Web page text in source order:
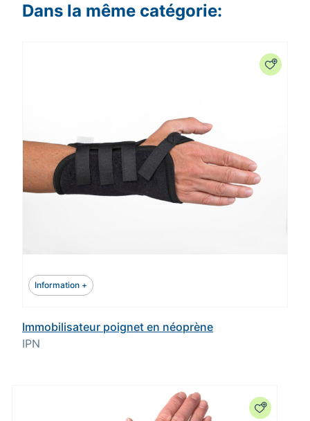
Dans la même catégorie:
Information +
Immobilisateur poignet en néoprène
IPN